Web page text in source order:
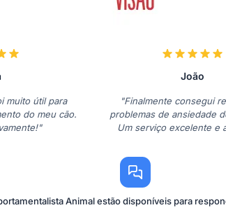
muito útil para
do meu cão.
João
"Finalmente consegui
problemas de ansiedade
Um serviço excelente e
Animal estão disponíveis para